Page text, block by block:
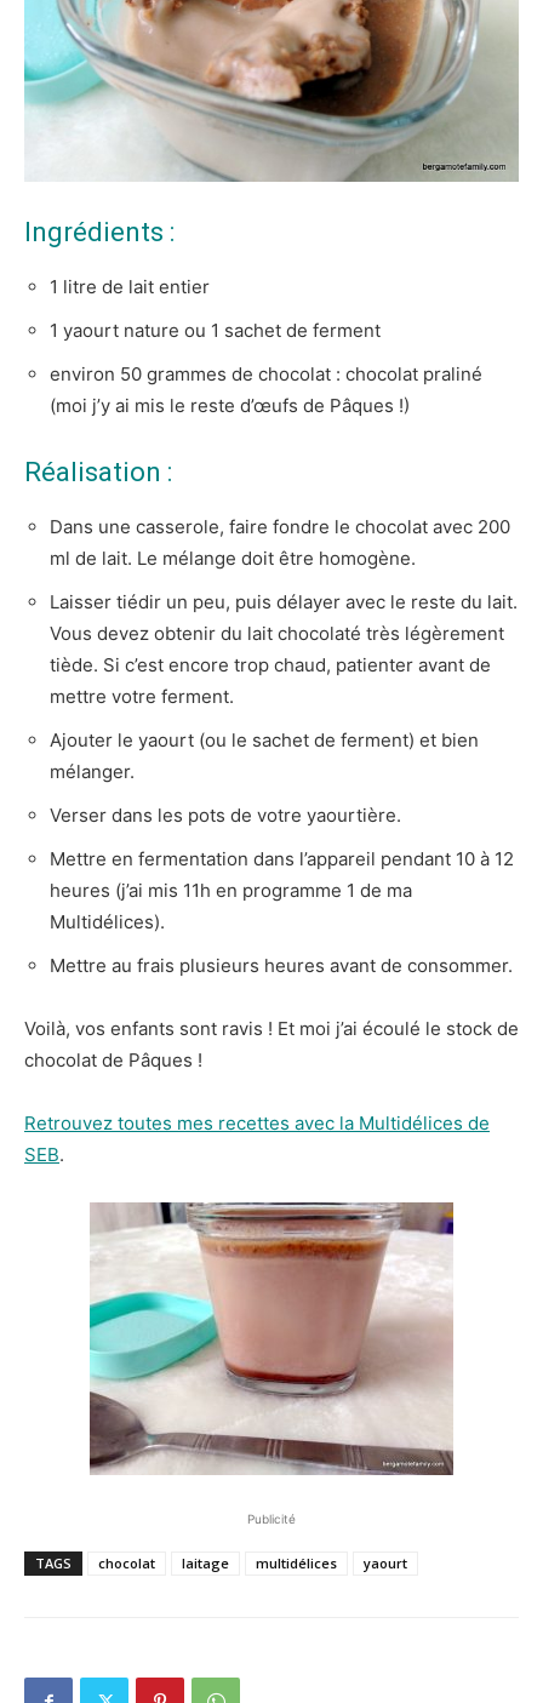
Ingrédients :
1 litre de lait entier
1 yaourt nature ou 1 sachet de ferment
environ 50 grammes de chocolat : chocolat praliné
(moi j’y ai mis le reste d’œufs de Pâques !)
Réalisation :
Dans une casserole, faire fondre le chocolat avec 200
ml de lait. Le mélange doit être homogène.
Laisser tiédir un peu, puis délayer avec le reste du lait.
Vous devez obtenir du lait chocolaté très légèrement
tiède. Si c’est encore trop chaud, patienter avant de
mettre votre ferment.
Ajouter le yaourt (ou le sachet de ferment) et bien
mélanger.
Verser dans les pots de votre yaourtière.
Mettre en fermentation dans l’appareil pendant 10 à 12
heures (j’ai mis 11h en programme 1 de ma
Multidélices).
Mettre au frais plusieurs heures avant de consommer.
Voilà, vos enfants sont ravis ! Et moi j’ai écoulé le stock de
chocolat de Pâques !
Retrouvez toutes mes recettes avec la Multidélices de
SEB.
Publicité
TAGS chocolat laitage multidélices yaourt